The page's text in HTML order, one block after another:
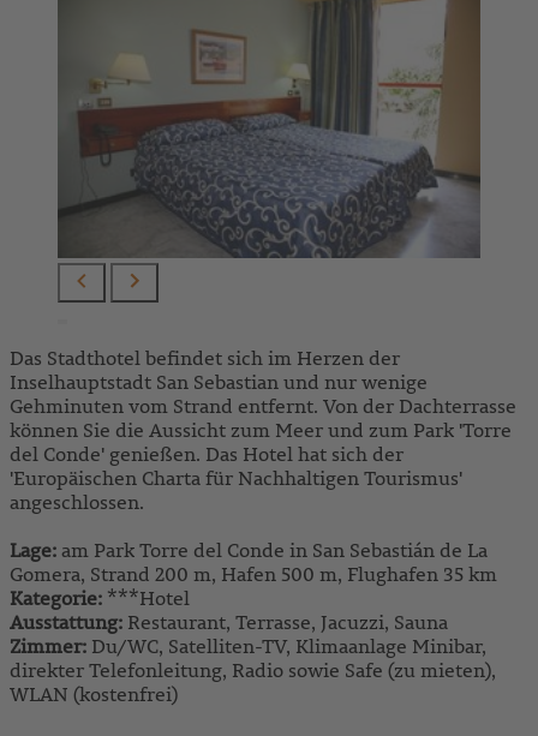
Das Stadthotel befindet sich im Herzen der
Inselhauptstadt San Sebastian und nur wenige
Gehminuten vom Strand entfernt. Von der Dachterrasse
können Sie die Aussicht zum Meer und zum Park 'Torre
del Conde' genießen. Das Hotel hat sich der
'Europäischen Charta für Nachhaltigen Tourismus'
angeschlossen.
Lage:am Park Torre del Conde in San Sebastián de La
Gomera, Strand 200 m, Hafen 500 m, Flughafen 35 km
Kategorie: ***Hotel
Ausstattung: Restaurant, Terrasse, Jacuzzi, Sauna
Zimmer: Du/WC, Satelliten-TV, Klimaanlage Minibar,
direkter Telefonleitung, Radio sowie Safe (zu mieten),
WLAN (kostenfrei)